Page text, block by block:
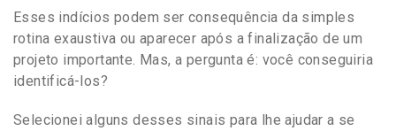
Esses indícios podem ser consequência da simples
rotina exaustiva ou aparecer após a finalização de um
projeto importante. Mas, a pergunta é: você conseguiria
identificá-los?
Selecionei alguns desses sinais para lhe ajudar a se